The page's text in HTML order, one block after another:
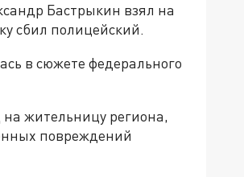
Бастрыкин взял на
сбил полицейский.
в сюжете федерального
жительницу региона,
повреждений